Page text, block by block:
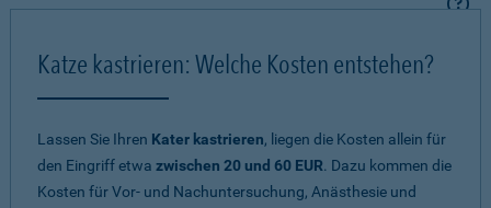
Katze kastrieren: Welche Kosten entstehen?
Lassen Sie Ihren Kater kastrieren, liegen die Kosten allein für
den Eingriff etwa zwischen 20 und 60 EUR. Dazu kommen die
Kosten für Vor- und Nachuntersuchung, Anästhesie und